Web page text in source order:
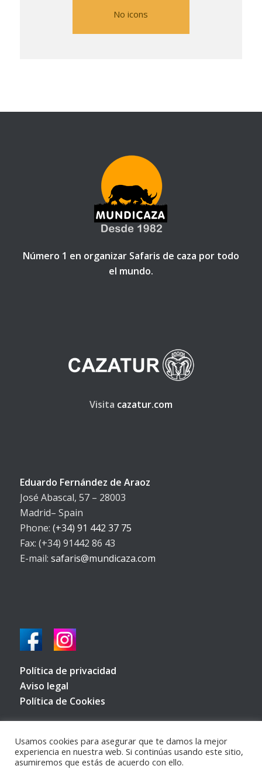
No icons
Número 1 en organizar Safaris de caza por todo
el mundo.
Visita cazatur.com
Eduardo Fernández de Araoz
José Abascal, 57 – 28003
Madrid– Spain
Phone: (+34) 91 442 37 75
Fax: (+34) 91442 86 43
E-mail: safaris@mundicaza.com
Política de privacidad
Aviso legal
Política de Cookies
Usamos cookies para asegurar que te damos la mejor
experiencia en nuestra web. Si continúas usando este sitio,
asumiremos que estás de acuerdo con ello.